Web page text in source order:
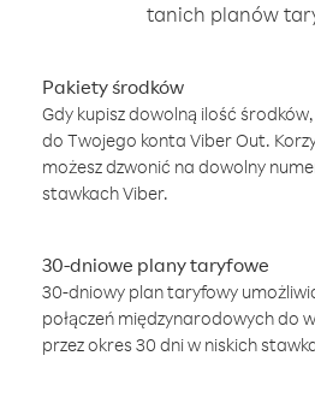
tanich planów
Pakiety środków
Gdy kupisz dowolną ilość
do Twojego konta Viber Out.
możesz dzwonić na dowolny
stawkach Viber.
30-dniowe plany taryfowe
30-dniowy plan taryfowy
połączeń międzynarodowych do
przez okres 30 dni w niskich